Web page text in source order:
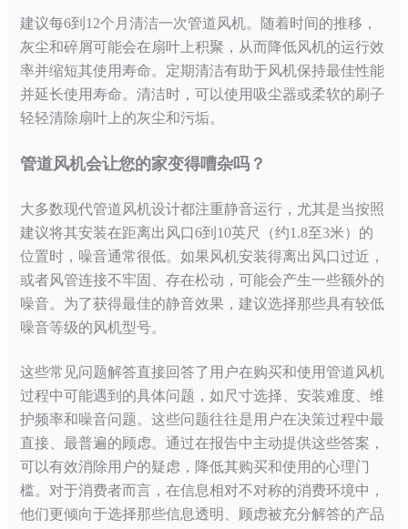
建议每6到12个月清洁一次管道风机。随着时间的推移，
灰尘和碎屑可能会在扇叶上积聚，从而降低风机的运行效
率并缩短其使用寿命。定期清洁有助于风机保持最佳性能
并延长使用寿命。清洁时，可以使用吸尘器或柔软的刷子
轻轻清除扇叶上的灰尘和污垢。
管道风机会让您的家变得嘈杂吗？
大多数现代管道风机设计都注重静音运行，尤其是当按照
建议将其安装在距离出风口6到10英尺（约1.8至3米）的
位置时，噪音通常很低。如果风机安装得离出风口过近，
或者风管连接不牢固、存在松动，可能会产生一些额外的
噪音。为了获得最佳的静音效果，建议选择那些具有较低
噪音等级的风机型号。
这些常见问题解答直接回答了用户在购买和使用管道风机
过程中可能遇到的具体问题，如尺寸选择、安装难度、维
护频率和噪音问题。这些问题往往是用户在决策过程中最
直接、最普遍的顾虑。通过在报告中主动提供这些答案，
可以有效消除用户的疑虑，降低其购买和使用的心理门
槛。对于消费者而言，在信息相对不对称的消费环境中，
他们更倾向于选择那些信息透明、顾虑被充分解答的产品